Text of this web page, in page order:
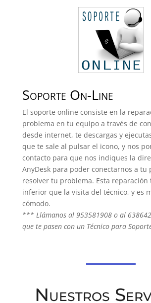
Soporte On-Line
El soporte online consiste en la
problema en tu equipo a través de
desde internet, te descargas y
que te sale al pulsar el icono, y nos
contacto para que nos indiques la
AnyDesk para poder conectarnos a tu
resolver tu problema. Esta reparación
inferior que la visita del técnico, y es
cómodo.
*** Llámanos al 953581908 o al
que te pasen con un Técnico para
Nuestros